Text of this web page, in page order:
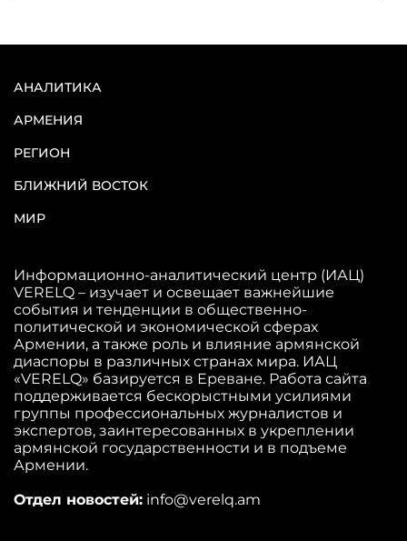
АНАЛИТИКА
АРМЕНИЯ
РЕГИОН
БЛИЖНИЙ ВОСТОК
МИР
Информационно-аналитический центр (ИАЦ)
VERELQ – изучает и освещает важнейшие
события и тенденции в общественно-
политической и экономической сферах
Армении, а также роль и влияние армянской
диаспоры в различных странах мира. ИАЦ
«VERELQ» базируется в Ереване. Работа сайта
поддерживается бескорыстными усилиями
группы профессиональных журналистов и
экспертов, заинтересованных в укреплении
армянской государственности и в подъеме
Армении.
Отдел новостей: info@verelq.am